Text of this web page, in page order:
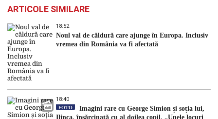
ARTICOLE SIMILARE
18:52
Noul val de căldură care ajunge în Europa. Inclusiv
vremea din România va fi afectată
18:40
FOTO
Imagini rare cu George Simion și soția lui,
Ilinca, însărcinată cu al doilea copil. „Unele locuri